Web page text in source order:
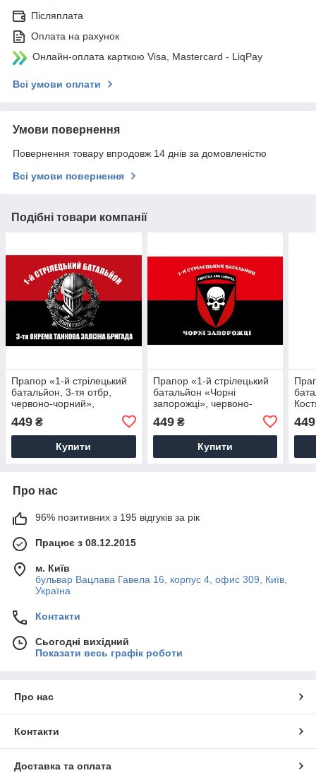
Післяплата
Оплата на рахунок
Онлайн-оплата карткою Visa, Mastercard - LiqPay
Всі умови оплати
Умови повернення
Повернення товару впродовж 14 днів за домовленістю
Всі умови повернення
Подібні товари компанії
Прапор «1-й стрілецький
батальйон, 3-тя отбр,
червоно-чорний»,
Штучний шовк, 1200х700
мм
449 ₴
Купити
Прапор «1-й стрілецький
батальйон «Чорні
запорожці», червоно-
чорний», Штучний шовк,
1200х700 мм
449₴
Купити
мм
449
Про нас
96% позитивних з 195 відгуків за рік
Працює з 08.12.2015
м. Київ
бульвар Вацлава Гавела 16, корпус 4, офис 309, Київ,
Україна
Контакти
Сьогодні вихідний
Показати весь графік роботи
Про нас
Контакти
Доставка та оплата